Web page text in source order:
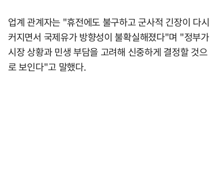
업계 관계자는 "휴전에도 불구하고 군사적 긴장이 다시
커지면서 국제유가 방향성이 불확실해졌다"며 "정부가
시장 상황과 민생 부담을 고려해 신중하게 결정할 것으
로 보인다"고 말했다.